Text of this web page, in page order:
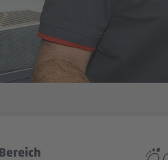
Bereich